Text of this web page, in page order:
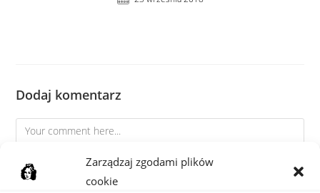
Zarządzaj zgodami plików
cookie
Dodaj komentarz